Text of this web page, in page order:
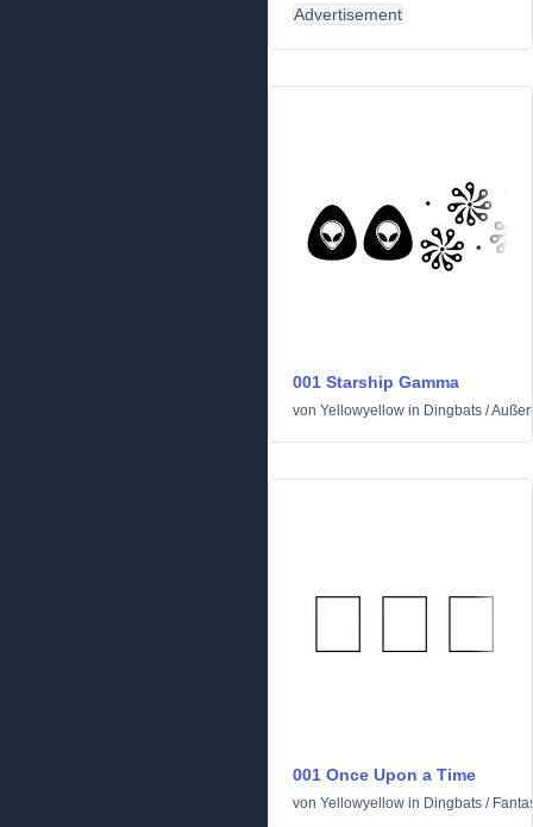
Advertisement
001 Starship Gamma
von Yellowyellow in Dingbats /
001 Once Upon a Time
von Yellowyellow in Dingbats /